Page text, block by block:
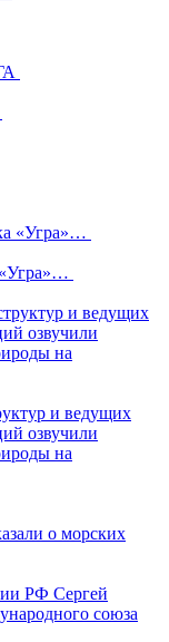
«Угра»…
и ведущих
озвучили
на
о морских